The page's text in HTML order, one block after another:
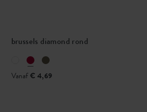
brussels diamond rond
Vanaf€ 4,69